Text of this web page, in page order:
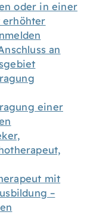
oder in einer
erhöhter
an
einer
mit
–